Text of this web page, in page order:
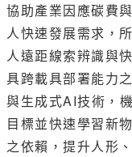
協助產業因應碳
人快速發展需求，
人遠距線索辨識與
具跨載具部署能力
與生成式AI技術，
目標並快速學習新
之依賴，提升人形